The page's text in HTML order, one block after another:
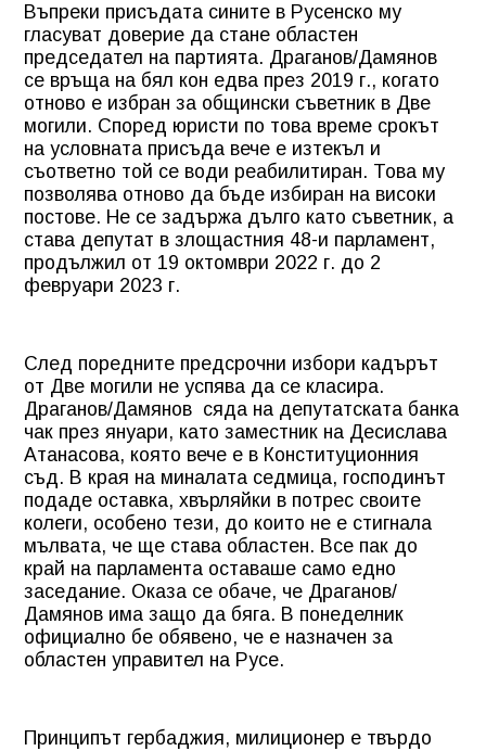
Въпреки присъдата сините в Русенско му
гласуват доверие да стане областен
председател на партията. Драганов/Дамянов
се връща на бял кон едва през 2019 г., когато
отново е избран за общински съветник в Две
могили. Според юристи по това време срокът
на условната присъда вече е изтекъл и
съответно той се води реабилитиран. Това му
позволява отново да бъде избиран на високи
постове. Не се задържа дълго като съветник, а
става депутат в злощастния 48-и парламент,
продължил от 19 октомври 2022 г. до 2
февруари 2023 г.
След поредните предсрочни избори кадърът
от Две могили не успява да се класира.
Драганов/Дамянов сяда на депутатската банка
чак през януари, като заместник на Десислава
Атанасова, която вече е в Конституционния
съд. В края на миналата седмица, господинът
подаде оставка, хвърляйки в потрес своите
колеги, особено тези, до които не е стигнала
мълвата, че ще става областен. Все пак до
край на парламента оставаше само едно
заседание. Оказа се обаче, че Драганов/
Дамянов има защо да бяга. В понеделник
официално бе обявено, че е назначен за
областен управител на Русе.
Принципът гербаджия, милиционер е твърдо